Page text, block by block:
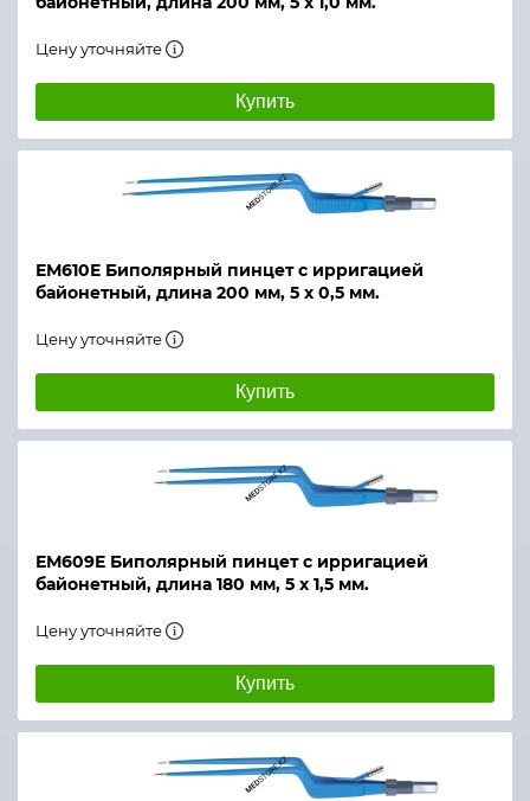
Цену уточняйте
Купить
ЕМ610Е Биполярный пинцет с ирригацией
байонетный, длина 200 мм, 5 х 0,5 мм.
Цену уточняйте
Купить
ЕМ609Е Биполярный пинцет с ирригацией
байонетный, длина 180 мм, 5 х 1,5 мм.
Цену уточняйте
Купить